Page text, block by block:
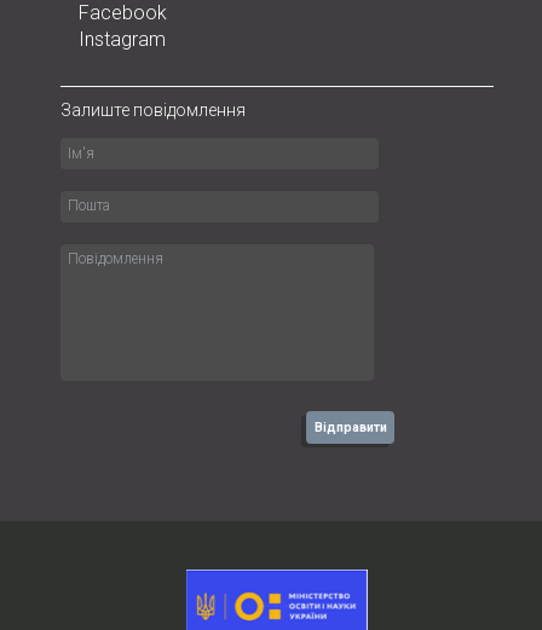
Facebook
Instagram
Залиште повідомлення